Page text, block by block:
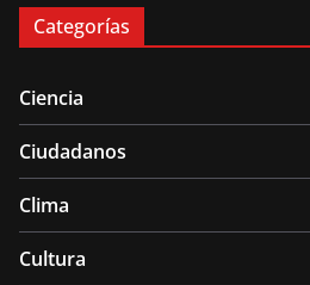
Categorías
Ciencia
Ciudadanos
Clima
Cultura